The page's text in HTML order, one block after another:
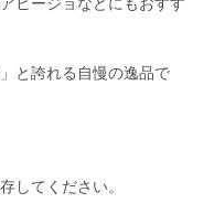
と誇れる自慢の逸品で
してください。